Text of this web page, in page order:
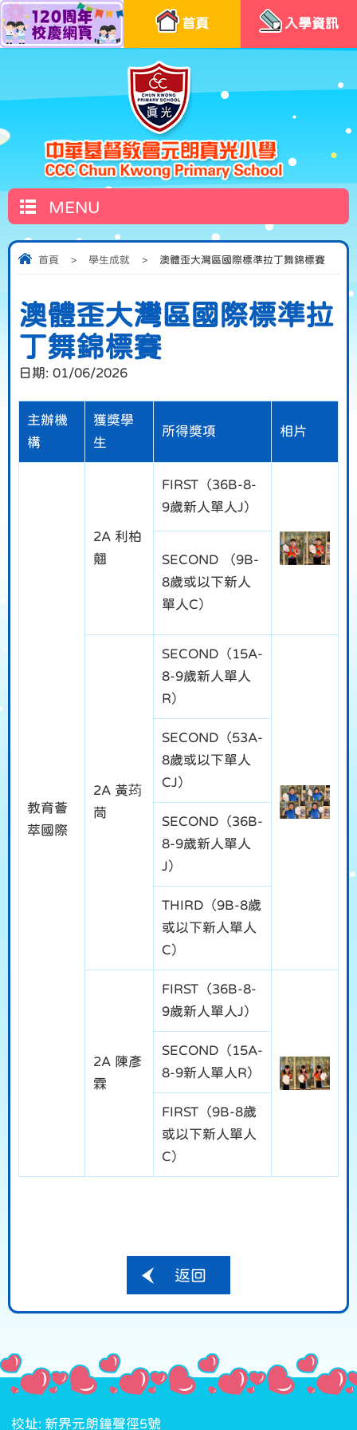
首頁 入學資訊
MENU
首頁 > 學生成就 > 澳體歪大灣區國際標準拉丁舞錦標賽
澳體歪大灣區國際標準拉
丁舞錦標賽
日期: 01/06/2026
主辦機
構
獲獎學
生
所得獎項 相片
教育薈
萃國際
2A 利柏
翹
FIRST（36B-8-
9歲新人單人J）
SECOND （9B-
8歲或以下新人
單人C）
2A 黃荺
茼
SECOND（15A-
8-9歲新人單人
R）
SECOND（53A-
8歲或以下單人
CJ）
SECOND（36B-
8-9歲新人單人
J）
THIRD（9B-8歲
或以下新人單人
C）
2A 陳彥
霖
FIRST（36B-8-
9歲新人單人J）
SECOND（15A-
8-9新人單人R）
FIRST（9B-8歲
或以下新人單人
C）
返回
校址: 新界元朗鐘聲徑5號